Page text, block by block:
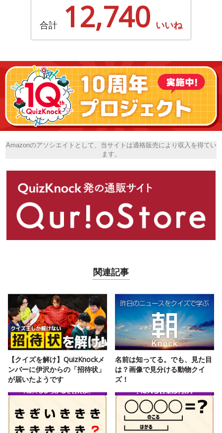
合計 12,740 いいね
Amazonのアソシエイトとして、当サイトは適格販売により収入を得てい
ます。
関連記事
【クイズを解け】QuizKnockメ
ンバーに伊沢からの「招待状」
が届いたようです
名前は知ってる。でも、見た目
は？画像で見分ける動物クイ
ズ！